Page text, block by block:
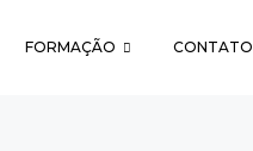
FORMAÇÃO CONTATO